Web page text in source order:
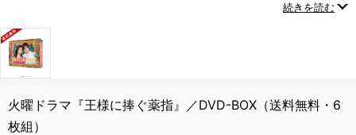
愛は一切ナシの“メリット婚”から始まる超打算的シンデレラストーリー！
続きを読む
火曜ドラマ『王様に捧ぐ薬指』／DVD-BOX（送料無料・6
枚組）